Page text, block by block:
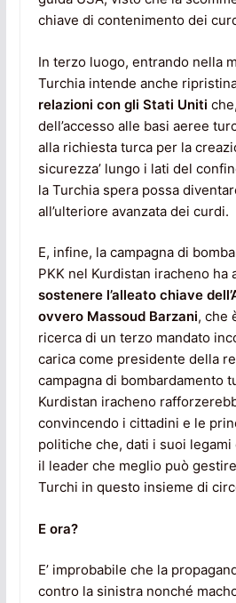
chiave di contenimento dei
In terzo luogo, entrando nella
Turchia intende anche
relazioni con gli Stati Uniti
dell’accesso alle basi aeree
alla richiesta turca per la
sicurezza’ lungo i lati del
la Turchia spera possa
all’ulteriore avanzata dei curdi.
E, infine, la campagna di
PKK nel Kurdistan iracheno ha
sostenere l’alleato chiave
ovvero Massoud Barzani, che
ricerca di un terzo mandato
carica come presidente della
campagna di bombardamento
Kurdistan iracheno
convincendo i cittadini e le
politiche che, dati i suoi legami
il leader che meglio può
Turchi in questo insieme di
E ora?
E’ improbabile che la
contro la sinistra nonché